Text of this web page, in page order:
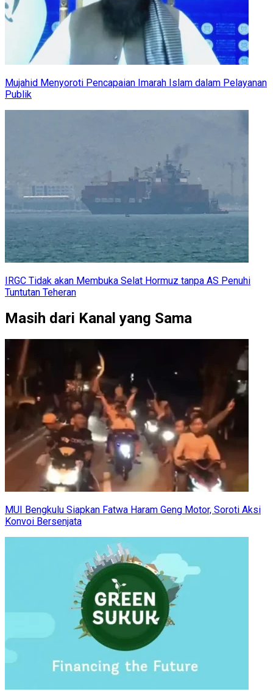
Mujahid Menyoroti Pencapaian Imarah Islam dalam Pelayanan
Publik
IRGC Tidak akan Membuka Selat Hormuz tanpa AS Penuhi
Tuntutan Teheran
Masih dari Kanal yang Sama
MUI Bengkulu Siapkan Fatwa Haram Geng Motor, Soroti Aksi
Konvoi Bersenjata